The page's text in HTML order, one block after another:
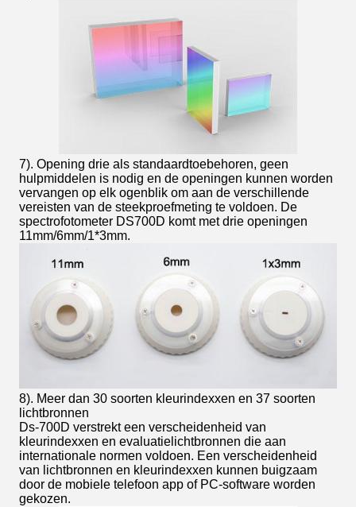
7). Opening drie als standaardtoebehoren, geen
hulpmiddelen is nodig en de openingen kunnen worden
vervangen op elk ogenblik om aan de verschillende
vereisten van de steekproefmeting te voldoen. De
spectrofotometer DS700D komt met drie openingen
11mm/6mm/1*3mm.
8). Meer dan 30 soorten kleurindexxen en 37 soorten
lichtbronnen
Ds-700D verstrekt een verscheidenheid van
kleurindexxen en evaluatielichtbronnen die aan
internationale normen voldoen. Een verscheidenheid
van lichtbronnen en kleurindexxen kunnen buigzaam
door de mobiele telefoon app of PC-software worden
gekozen.